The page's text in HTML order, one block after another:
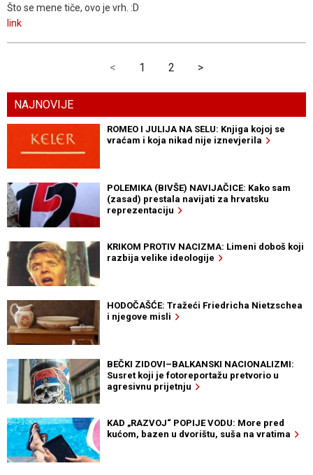
Što se mene tiče, ovo je vrh. :D
link
< 1 2 >
NAJNOVIJE
ROMEO I JULIJA NA SELU: Knjiga kojoj se
vraćam i koja nikad nije iznevjerila
POLEMIKA (BIVŠE) NAVIJAČICE: Kako sam
(zasad) prestala navijati za hrvatsku
reprezentaciju
KRIKOM PROTIV NACIZMA: Limeni doboš koji
razbija velike ideologije
HODOČAŠĆE: Tražeći Friedricha Nietzschea
i njegove misli
BEČKI ZIDOVI–BALKANSKI NACIONALIZMI:
Susret koji je fotoreportažu pretvorio u
agresivnu prijetnju
KAD „RAZVOJ“ POPIJE VODU: More pred
kućom, bazen u dvorištu, suša na vratima